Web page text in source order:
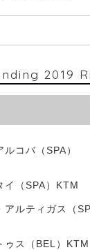
2019
コバ（SPA）
イ（SPA）KTM
ルティガス（
ゥス（BEL）KTM